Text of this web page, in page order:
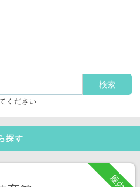
ください
探す
海南市
屋内